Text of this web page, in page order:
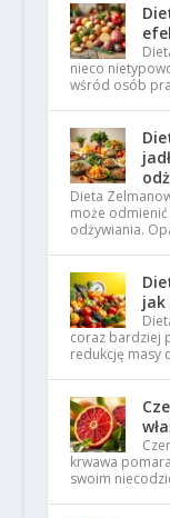
nieco
wśród osób
Dieta
może
odżywiania.
jak
coraz bardziej
redukcję masy
krwawa
swoim